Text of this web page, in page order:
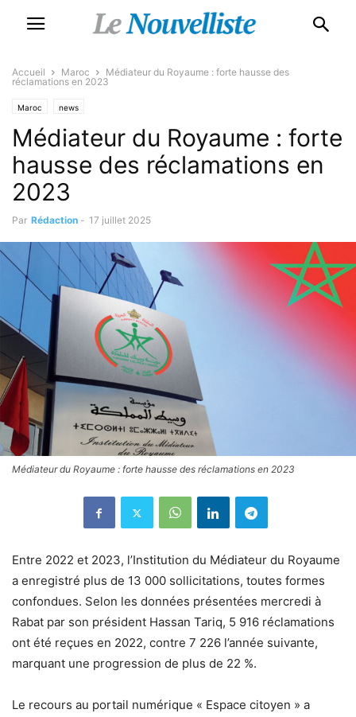
Accueil Maroc
Médiateur du Royaume : forte hausse des
réclamations en 2023
Maroc news
Médiateur du Royaume : forte
hausse des réclamations en
2023
Par Rédaction - 17 juillet 2025
Médiateur du Royaume : forte hausse des réclamations en 2023
Entre 2022 et 2023, l’Institution du Médiateur du Royaume
a enregistré plus de 13 000 sollicitations, toutes formes
confondues. Selon les données présentées mercredi à
Rabat par son président Hassan Tariq, 5 916 réclamations
ont été reçues en 2022, contre 7 226 l’année suivante,
marquant une progression de plus de 22 %.
Le recours au portail numérique « Espace citoyen » a